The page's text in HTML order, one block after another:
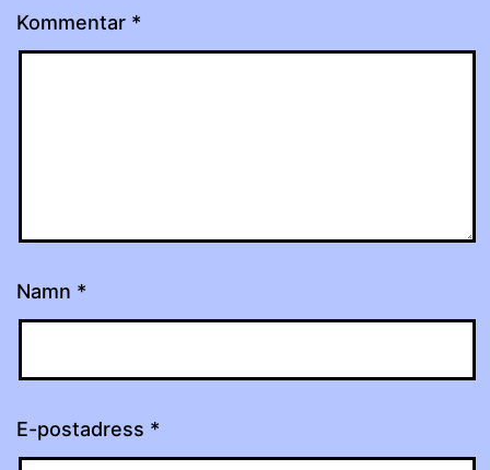
Kommentar *
Namn *
E-postadress *